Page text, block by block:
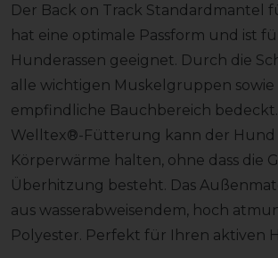
Der Back on Track Standardmantel
hat eine optimale Passform und ist
Hunderassen geeignet. Durch die
alle wichtigen Muskelgruppen sowie
empfindliche Bauchbereich
Welltex®-Fütterung kann der Hund
Körperwärme halten, ohne dass die
Überhitzung besteht. Das
aus wasserabweisendem, hoch
Polyester. Perfekt für Ihren aktiven